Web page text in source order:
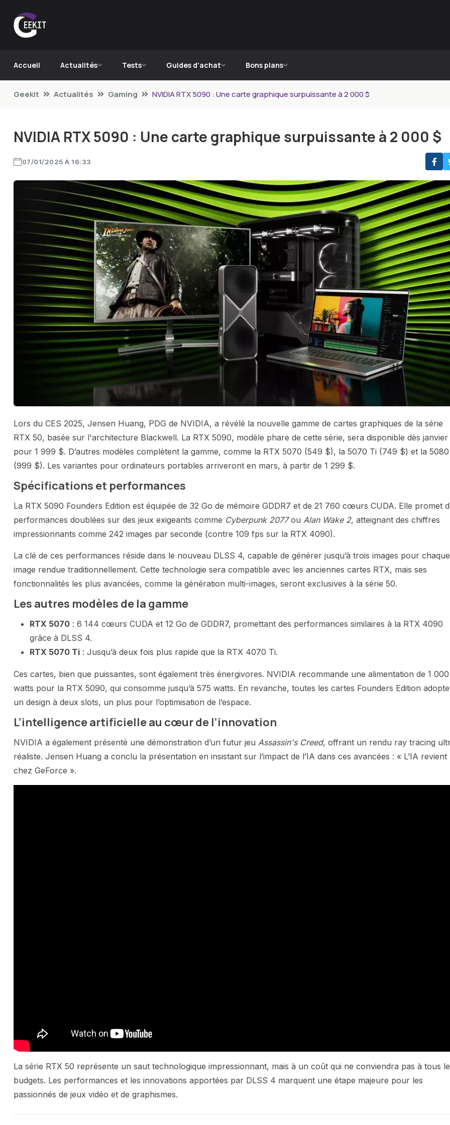
Accueil Actualités Tests Guides d'achat Bons plans
Geekit Actualités Gaming NVIDIA RTX 5090 : Une carte graphique surpuissante à 2 000 $
NVIDIA RTX 5090 : Une carte graphique surpuissante à 2 000 $
07/01/2025 À 16:33
Lors du CES 2025, Jensen Huang, PDG de NVIDIA, a révélé la nouvelle gamme de cartes graphiques de la série
RTX 50, basée sur l'architecture Blackwell. La RTX 5090, modèle phare de cette série, sera disponible dès janvier
pour 1 999 $. D’autres modèles complètent la gamme, comme la RTX 5070 (549 $), la 5070 Ti (749 $) et la 5080
(999 $). Les variantes pour ordinateurs portables arriveront en mars, à partir de 1 299 $.
Spécifications et performances
La RTX 5090 Founders Edition est équipée de 32 Go de mémoire GDDR7 et de 21 760 cœurs CUDA. Elle promet
performances doublées sur des jeux exigeants comme Cyberpunk 2077ou Alan Wake 2, atteignant des chiffres
impressionnants comme 242 images par seconde (contre 109 fps sur la RTX 4090).
La clé de ces performances réside dans le nouveau DLSS 4, capable de générer jusqu’à trois images pour chaque
image rendue traditionnellement. Cette technologie sera compatible avec les anciennes cartes RTX, mais ses
fonctionnalités les plus avancées, comme la génération multi-images, seront exclusives à la série 50.
Les autres modèles de la gamme
RTX 5070 : 6 144 cœurs CUDA et 12 Go de GDDR7, promettant des performances similaires à la RTX 4090
grâce à DLSS 4.
RTX 5070 Ti : Jusqu’à deux fois plus rapide que la RTX 4070 Ti.
Ces cartes, bien que puissantes, sont également très énergivores. NVIDIA recommande une alimentation de 1 000
watts pour la RTX 5090, qui consomme jusqu’à 575 watts. En revanche, toutes les cartes Founders Edition
un design à deux slots, un plus pour l’optimisation de l’espace.
L’intelligence artificielle au cœur de l’innovation
NVIDIA a également présenté une démonstration d’un futur jeu Assassin's Creed, offrant un rendu ray tracing
réaliste. Jensen Huang a conclu la présentation en insistant sur l’impact de l’IA dans ces avancées : « L’IA revient
chez GeForce ».
La série RTX 50 représente un saut technologique impressionnant, mais à un coût qui ne conviendra pas à tous
budgets. Les performances et les innovations apportées par DLSS 4 marquent une étape majeure pour les
passionnés de jeux vidéo et de graphismes.